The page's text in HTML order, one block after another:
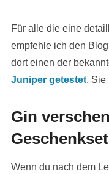
Für alle die eine
empfehle ich den
dort einen der
Juniper getestet. Sie
Gin
Geschenkset
Wenn du nach dem